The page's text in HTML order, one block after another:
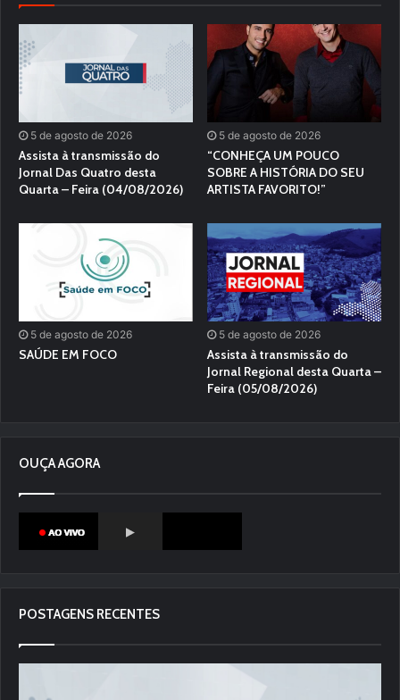
5 de agosto de 2026
Assista à transmissão do
Jornal Das Quatro desta
Quarta – Feira (04/08/2026)
5 de agosto de 2026
“CONHEÇA UM POUCO
SOBRE A HISTÓRIA DO SEU
ARTISTA FAVORITO!”
5 de agosto de 2026
SAÚDE EM FOCO
5 de agosto de 2026
Assista à transmissão do
Jornal Regional desta Quarta –
Feira (05/08/2026)
OUÇA AGORA
POSTAGENS RECENTES